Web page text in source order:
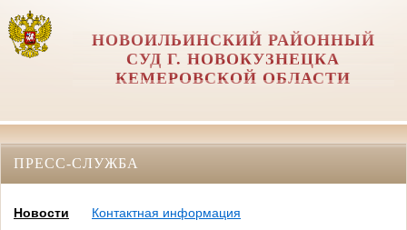
НОВОИЛЬИНСКИЙ РАЙОННЫЙ
СУД Г. НОВОКУЗНЕЦКА
КЕМЕРОВСКОЙ ОБЛАСТИ
ПРЕСС-СЛУЖБА
Новости
Контактная информация